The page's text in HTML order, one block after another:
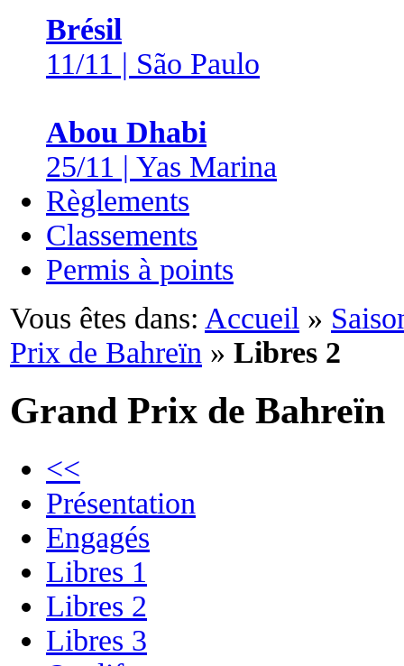
Brésil
11/11 | São Paulo
Abou Dhabi
25/11 | Yas Marina
Règlements
Classements
Permis à points
Vous êtes dans: Accueil »
Prix de Bahreïn » Libres 2
Grand Prix de Bahreïn
<<
Présentation
Engagés
Libres 1
Libres 2
Libres 3